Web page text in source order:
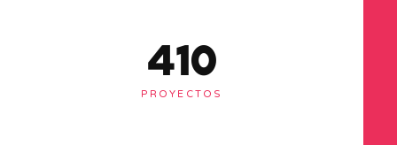
412
PROYECTOS